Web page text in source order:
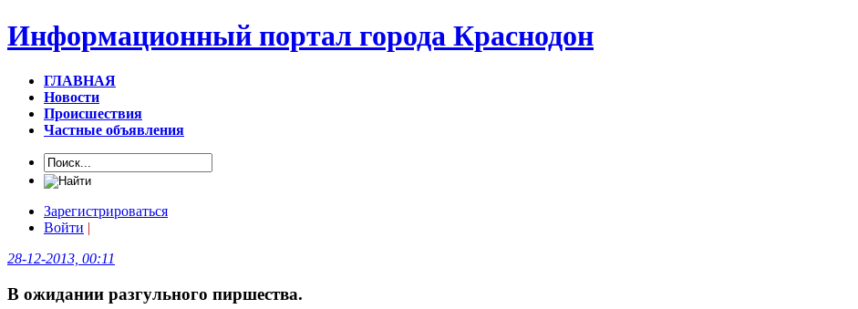
Информационный портал города Краснодон
ГЛАВНАЯ
Новости
Происшествия
Частные объявления
Зарегистрироваться
Войти |
28-12-2013, 00:11
В ожидании разгульного пиршества.